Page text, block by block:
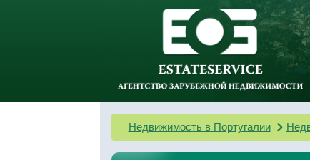
Недвижимость в Португалии